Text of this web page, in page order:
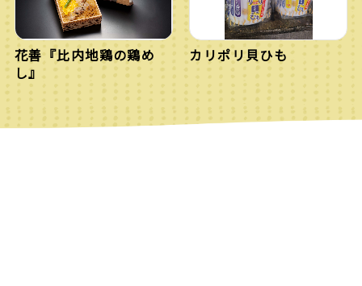
花善『比内地鶏の鶏め
し』
カリポリ貝ひも